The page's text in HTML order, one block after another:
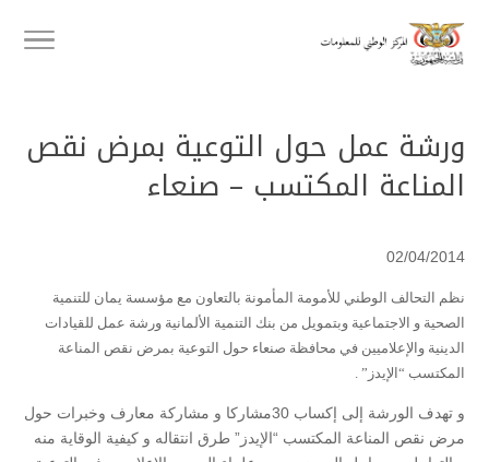
ورشة عمل حول التوعية بمرض نقص
المناعة المكتسب – صنعاء
02/04/2014
نظم التحالف الوطني للأمومة المأمونة بالتعاون مع مؤسسة يمان للتنمية
الصحية و الاجتماعية وبتمويل من بنك التنمية الألمانية ورشة عمل للقيادات
الدينية والإعلاميين في محافظة صنعاء حول التوعية بمرض نقص المناعة
المكتسب “الإيدز” .
و تهدف الورشة إلى إكساب 30مشاركا و مشاركة معارف وخبرات حول
مرض نقص المناعة المكتسب “الإيدز” طرق انتقاله و كيفية الوقاية منه